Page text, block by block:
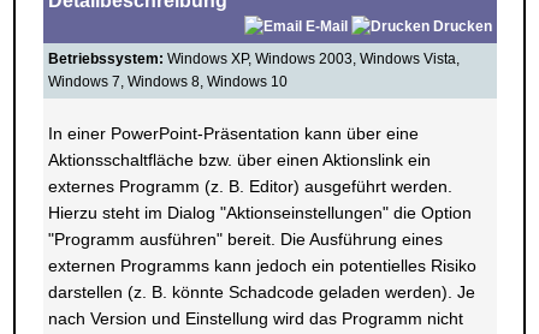
E-Mail
Drucken
Betriebssystem: Windows XP, Windows 2003, Windows Vista,
Windows 7, Windows 8, Windows 10
In einer PowerPoint-Präsentation kann über eine
Aktionsschaltfläche bzw. über einen Aktionslink ein
externes Programm (z. B. Editor) ausgeführt werden.
Hierzu steht im Dialog "Aktionseinstellungen" die Option
"Programm ausführen" bereit. Die Ausführung eines
externen Programms kann jedoch ein potentielles Risiko
darstellen (z. B. könnte Schadcode geladen werden). Je
nach Version und Einstellung wird das Programm nicht